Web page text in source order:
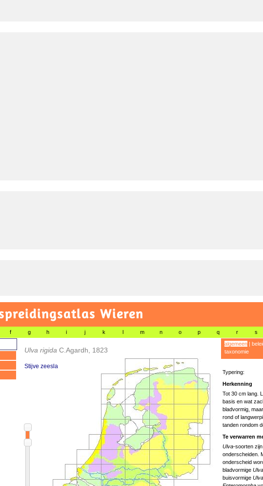
Wieren
f g h i j k l m n o p q r s
Ulva rigida C.Agardh, 1823
Stijve zeesla
algemeen|
taxonomie
Typering:
Herkenning
Tot 30 cm lang.
basis en wat
bladvormig,
rond of
tanden rondom
Te verwarren
Ulva-soorten
onderscheiden.
onderscheid
bladvormige Ulva
buisvormige Ulva